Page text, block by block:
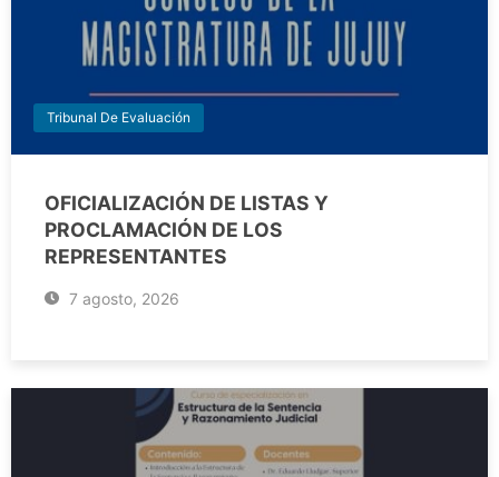
Tribunal De Evaluación
OFICIALIZACIÓN DE LISTAS Y
PROCLAMACIÓN DE LOS
REPRESENTANTES
7 agosto, 2026